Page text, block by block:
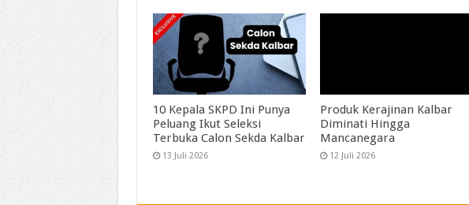
10 Kepala SKPD Ini Punya
Peluang Ikut Seleksi
Terbuka Calon Sekda Kalbar
13 Juli 2026
Produk Kerajinan Kalbar
Diminati Hingga
Mancanegara
12 Juli 2026